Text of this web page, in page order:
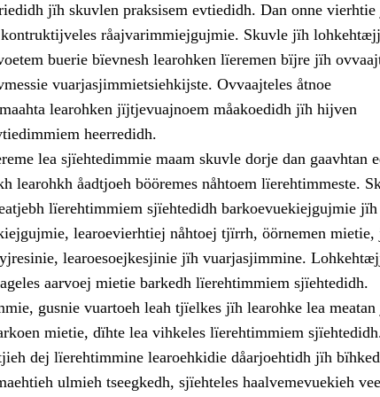
jïh skuvlen praksisem evtiedidh. Dan onne
kontruktijveles råajvarimmiejgujmie. Skuvle jïh
buerie bïevnesh learohken lïeremen bïjre jïh
vuarjasjimmietsiehkijste. Ovvaajteles åtnoe
learohken jïjtjevuajnoem måakoedidh jïh hijven
heerredidh.
lea sjïehtedimmie maam skuvle dorje dan gaavhtan
learohkh åadtjoeh bööremes nåhtoem lïerehtimmeste.
lïerehtimmiem sjïehtedidh barkoevuekiejgujmie jïh
learoevierhtiej nåhtoej tjïrrh, öörnemen mietie,
learoesoejkesjinie jïh vuarjasjimmine.
aarvoej mietie barkedh lïerehtimmiem sjïehtedidh.
gusnie vuartoeh leah tjïelkes jïh learohke lea
mietie, dïhte lea vihkeles lïerehtimmiem
dej lïerehtimmine learoehkidie dåarjoehtidh jïh
ulmieh tseegkedh, sjïehteles haalvemevuekieh